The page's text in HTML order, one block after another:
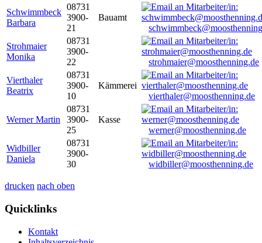
Schwimmbeck
Barbara
08731
3900-
21
Bauamt
Strohmaier
Monika
08731
3900-
22
strohmaier@moosthenning.de
Vierthaler
Beatrix
08731
3900-
10
Kämmerei
vierthaler@moosthenning.de
Werner Martin
08731
3900-
25
Kasse
werner@moosthenning.de
Widbiller
Daniela
08731
3900-
30
widbiller@moosthenning.de
drucken nach oben
Quicklinks
Kontakt